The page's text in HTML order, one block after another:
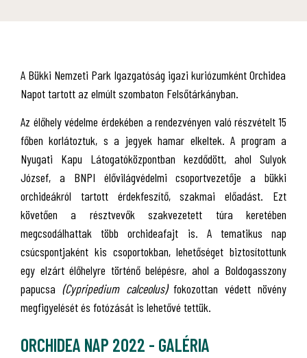
A Bükki Nemzeti Park Igazgatóság igazi kuriózumként Orchidea
Napot tartott az elmúlt szombaton Felsőtárkányban.
Az élőhely védelme érdekében a rendezvényen való részvételt 15
főben korlátoztuk, s a jegyek hamar elkeltek. A program a
Nyugati Kapu Látogatóközpontban kezdődött, ahol Sulyok
József, a BNPI élővilágvédelmi csoportvezetője a bükki
orchideákról tartott érdekfeszítő, szakmai előadást. Ezt
követően a résztvevők szakvezetett túra keretében
megcsodálhattak több orchideafajt is. A tematikus nap
csúcspontjaként kis csoportokban, lehetőséget biztosítottunk
egy elzárt élőhelyre történő belépésre, ahol a Boldogasszony
papucsa (Cypripedium calceolus)fokozottan védett növény
megfigyelését és fotózását is lehetővé tettük.
ORCHIDEA NAP 2022 - GALÉRIA